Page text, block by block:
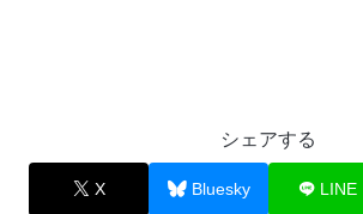
シェアする
X Bluesky LINE